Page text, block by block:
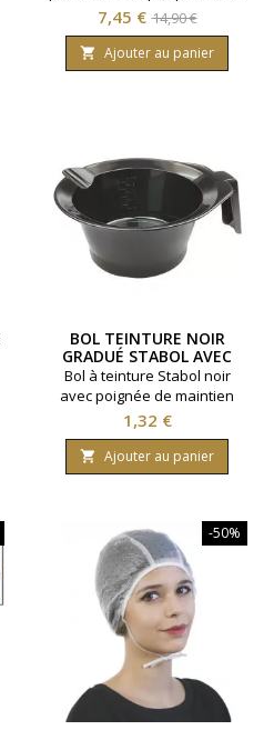
usage unique. Taille S. Boite
distributrice de 100 unités.
Coloris transparent.
Prix
7,45 € Prix
de
base
14,90 €
 Ajouter au panier
BOL TEINTURE NOIR
GRADUÉ STABOL AVEC
POIGNEE
Bol à teinture Stabol noir
avec poignée de maintien
Prix
1,32 €
 Ajouter au panier
-50%